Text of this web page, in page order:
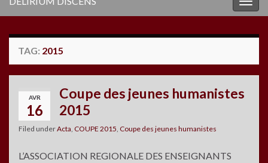
TAG: 2015
AVR
16
Coupe des jeunes humanistes
2015
Filed underActa COUPE 2015 Coupe des jeunes humanistes
L’ASSOCIATION REGIONALE DES ENSEIGNANTS